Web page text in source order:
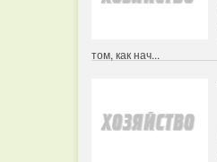
том, как нач...